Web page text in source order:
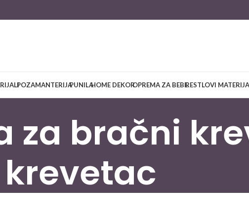
POZAMANTERIJAPUNILAHOME DEKOROPREMA ZA BEBERESTLOVI
za bračni
krevetac